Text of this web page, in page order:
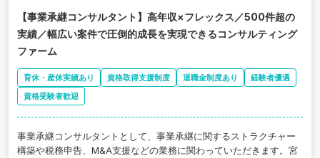
【事業承継コンサルタント】高年収×フレックス／500件超の
実績／幅広い案件で圧倒的成長を実現できるコンサルティング
ファーム
育休・産休実績あり 資格取得支援制度 退職金制度あり
経験者優遇
資格受験者歓迎
事業承継コンサルタントとして、事業承継に関するストラクチャー
構築や税務申告、M&A支援などの業務に関わっていただきます。宮